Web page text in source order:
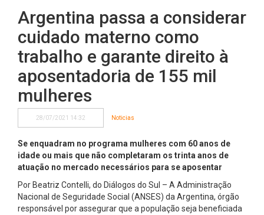
Argentina passa a considerar
cuidado materno como
trabalho e garante direito à
aposentadoria de 155 mil
mulheres
28/07/2021 14:32 Noticias
Se enquadram no programa mulheres com 60 anos de
idade ou mais que não completaram os trinta anos de
atuação no mercado necessários para se aposentar
Por Beatriz Contelli, do Diálogos do Sul – A Administração
Nacional de Seguridade Social (ANSES) da Argentina, órgão
responsável por assegurar que a população seja beneficiada